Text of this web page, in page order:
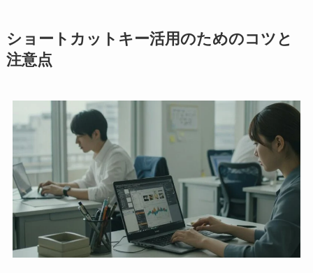
ショートカットキー活用のためのコツと
注意点